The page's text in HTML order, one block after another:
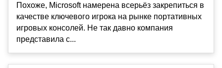
Похоже, Microsoft намерена всерьёз закрепиться в
качестве ключевого игрока на рынке портативных
игровых консолей. Не так давно компания
представила с...